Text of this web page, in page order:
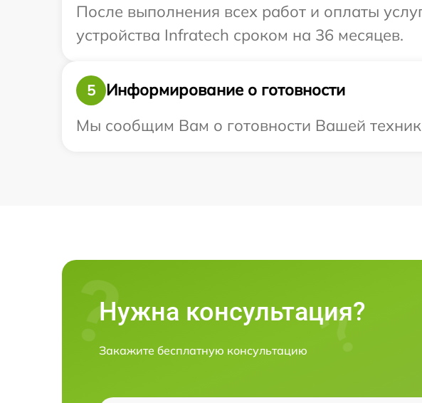
После выполнения всех работ и оплаты
устройства Infratech сроком на 36 месяцев.
5
Информирование о готовности
Мы сообщим Вам о готовности Вашей
Нужна консультация?
Закажите бесплатную консультацию